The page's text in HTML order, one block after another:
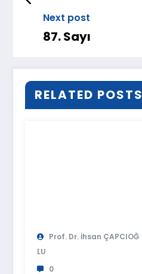
Next post
87. Sayı
RELATED POSTS
Prof. Dr. İhsan ÇAPCIOĞ
LU
0